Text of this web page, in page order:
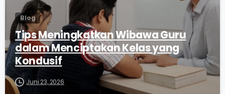
Blog
Tips Meningkatkan Wibawa Guru
dalam Menciptakan Kelas yang
Kondusif
Juni 23, 2026